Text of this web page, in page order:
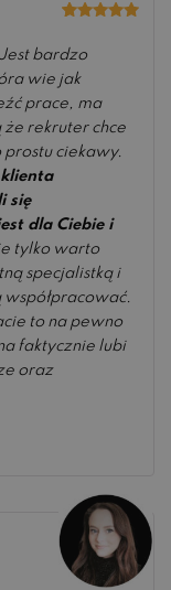
na 5
bardzo
wie jak
prace, ma
rekruter chce
ciekawy.
się
dla Ciebie i
tylko warto
specjalistką i
współpracować.
to na pewno
faktycznie lubi
oraz